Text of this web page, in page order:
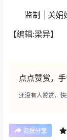
监制 | 关娟
【编辑:梁异】
点点赞赏，
还没有人赞赏，快
海报分享